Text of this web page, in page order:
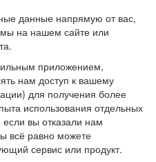
данные напрямую от вас,
на нашем сайте или
приложением,
нам доступ к вашему
для получения более
использования отдельных
вы отказали нам
всё равно можете
сервис или продукт.